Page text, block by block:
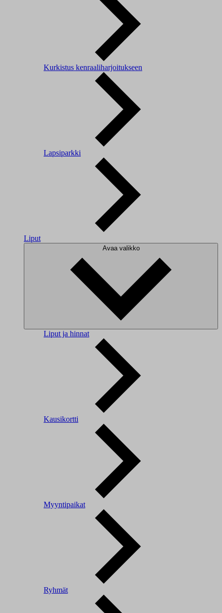
Kurkistus kenraaliharjoitukseen
Lapsiparkki
Liput
Avaa valikko
Liput ja hinnat
Kausikortti
Myyntipaikat
Ryhmät